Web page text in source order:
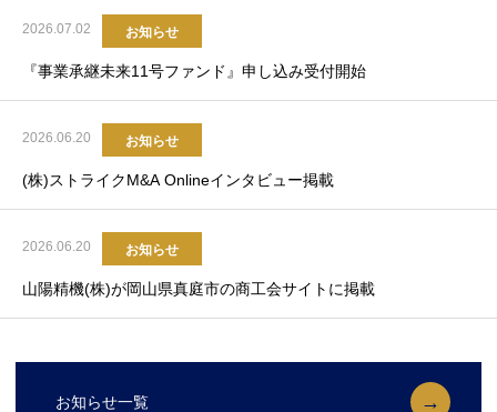
2026.07.02 お知らせ
『事業承継未来11号ファンド』申し込み受付開始
2026.06.20 お知らせ
(株)ストライクM&A Onlineインタビュー掲載
2026.06.20 お知らせ
山陽精機(株)が岡山県真庭市の商工会サイトに掲載
お知らせ一覧